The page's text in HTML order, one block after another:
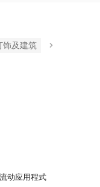
饰及建筑
动应用程式